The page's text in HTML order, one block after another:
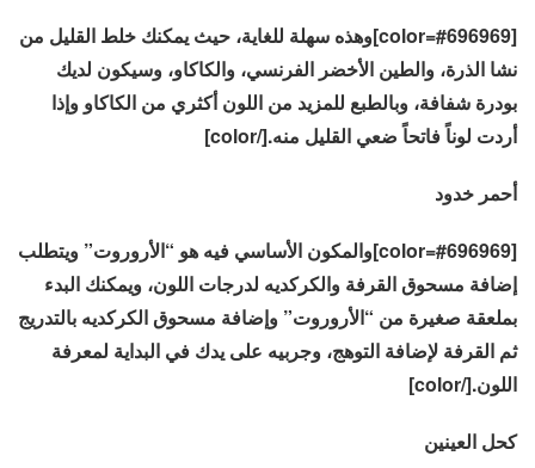
[color=#696969]وهذه سهلة للغاية، حيث يمكنك خلط القليل من
نشا الذرة، والطين الأخضر الفرنسي، والكاكاو، وسيكون لديك
بودرة شفافة، وبالطبع للمزيد من اللون أكثري من الكاكاو وإذا
أردت لوناً فاتحاً ضعي القليل منه.[/color]
أحمر خدود
[color=#696969]والمكون الأساسي فيه هو “الأروروت” ويتطلب
إضافة مسحوق القرفة والكركديه لدرجات اللون، ويمكنك البدء
بملعقة صغيرة من “الأروروت” وإضافة مسحوق الكركديه بالتدريج
ثم القرفة لإضافة التوهج، وجربيه على يدك في البداية لمعرفة
اللون.[/color]
كحل العينين